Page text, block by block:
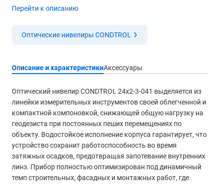
Перейти к описанию
Оптические нивелиры CONDTROL
Описание и характеристикиАксессуары
Оптический нивелир CONDTROL 24x2-3-041 выделяется из
линейки измерительных инструментов своей облегченной и
компактной компоновкой, снижающей общую нагрузку на
геодезиста при постоянных пеших перемещениях по
объекту. Водостойкое исполнение корпуса гарантирует, что
устройство сохранит работоспособность во время
затяжных осадков, предотвращая запотевание внутренних
линз. Прибор полностью оптимизирован под динамичный
темп строительных, фасадных и монтажных работ, где